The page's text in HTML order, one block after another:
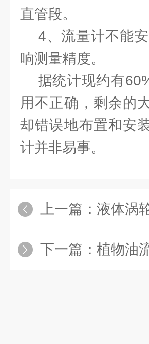
直管段。
4、流量计不能安
响测量精度。
据统计现约有
用不正确，剩余的
却错误地布置和安
计并非易事。
上一篇： 液体涡
下一篇： 植物油